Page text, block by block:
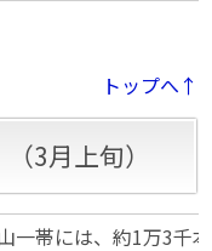
トップへ↑
3月上旬）
一帯には、約1万3千